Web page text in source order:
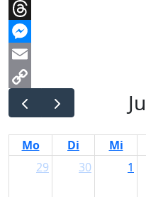
Telegram
Threads
Messenger
Email
Copy
Link
Mo Di Mi
29
30 1